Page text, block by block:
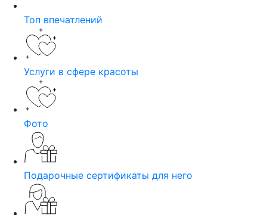
Топ впечатлений
Услуги в сфере красоты
Фото
Подарочные сертификаты для него